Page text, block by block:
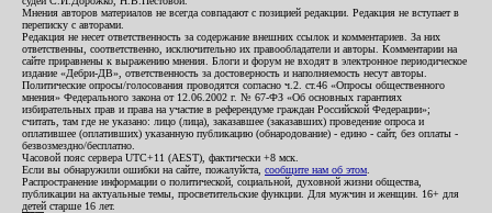
Мнения авторов материалов не всегда совпадают с позицией редакции. Редакция не вступает в
переписку с авторами.
Редакция не несет ответственность за содержание внешних ссылок и комментариев. За них
ответственны, соответственно, исключительно их правообладатели и авторы. Комментарии на
сайте приравнены к выражению мнения. Блоги и форум не входят в электронное периодическое
издание «Дебри-ДВ», ответственность за достоверность и наполняемость несут авторы.
Политические опросы/голосования проводятся согласно ч.2. ст.46 «Опросы общественного
мнения» Федерального закона от 12.06.2002 г. № 67-ФЗ «Об основных гарантиях
избирательных прав и права на участие в референдуме граждан Российской Федерации»;
считать, там где не указано: лицо (лица), заказавшее (заказавших) проведение опроса и
оплатившее (оплативших) указанную публикацию (обнародование) - едино - сайт, без оплаты -
безвозмездно/бесплатно.
Часовой пояс сервера UTC+11 (AEST), фактически +8 мск.
Если вы обнаружили ошибки на сайте, пожалуйста, сообщите нам об этом
Распространение информации о политической, социальной, духовной жизни общества,
публикации на актуальные темы, просветительские функции. Для мужчин и женщин. 16+ для
детей старше 16 лет.